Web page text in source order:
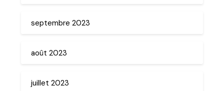
septembre 2023
août 2023
juillet 2023